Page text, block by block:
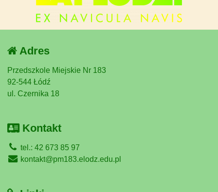
Adres
Przedszkole Miejskie Nr 183
92-544 Łódź
ul. Czernika 18
Kontakt
tel.: 42 673 85 97
kontakt@pm183.elodz.edu.pl